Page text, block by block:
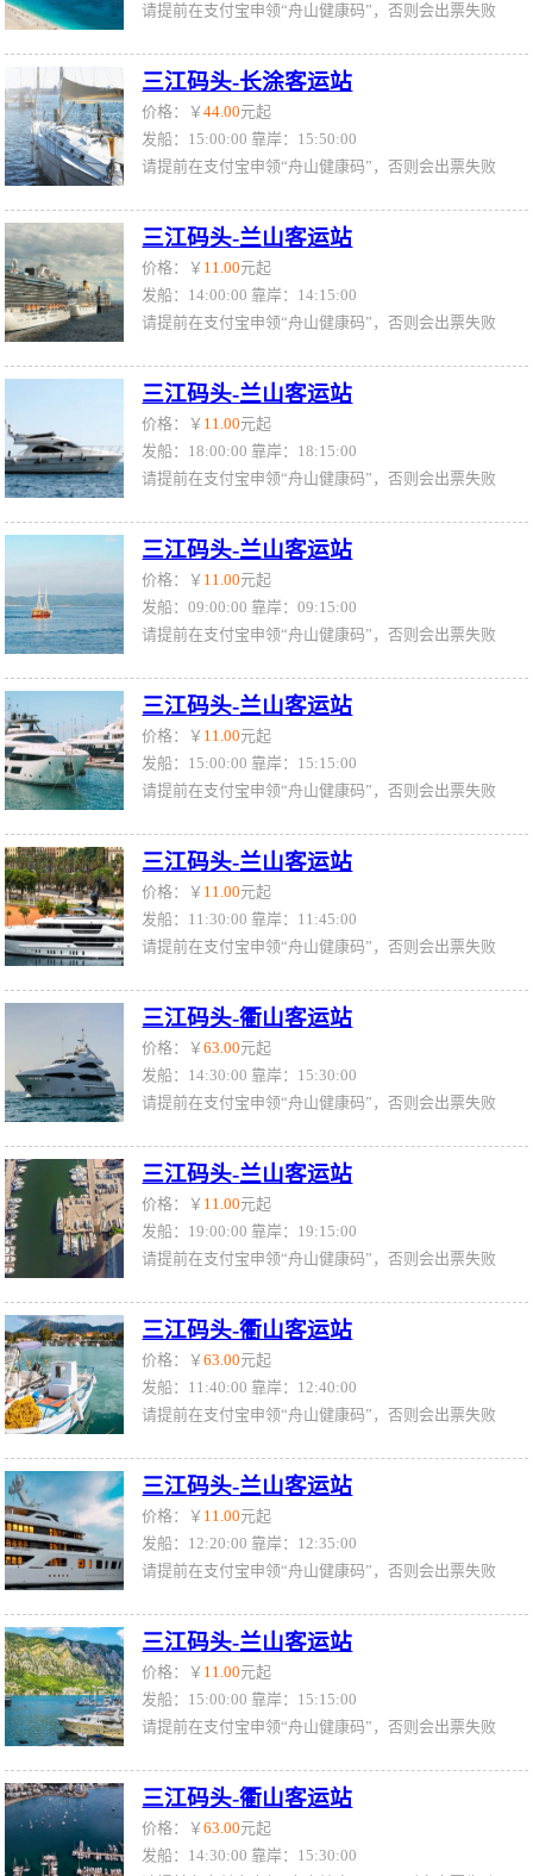
请提前在支付宝申领“舟山健康码”，否则会出票失败
三江码头-长涂客运站
价格：￥44.00元起
发船：15:00:00 靠岸：15:50:00
请提前在支付宝申领“舟山健康码”，否则会出票失败
三江码头-兰山客运站
价格：￥ 11.00元起
发船：14:00:00 靠岸：14:15:00
请提前在支付宝申领“舟山健康码”，否则会出票失败
三江码头-兰山客运站
价格：￥ 11.00元起
发船：18:00:00 靠岸：18:15:00
请提前在支付宝申领“舟山健康码”，否则会出票失败
三江码头-兰山客运站
价格：￥ 11.00元起
发船：09:00:00 靠岸：09:15:00
请提前在支付宝申领“舟山健康码”，否则会出票失败
三江码头-兰山客运站
价格：￥ 11.00元起
发船：15:00:00 靠岸：15:15:00
请提前在支付宝申领“舟山健康码”，否则会出票失败
三江码头-兰山客运站
价格：￥ 11.00元起
发船：11:30:00 靠岸：11:45:00
请提前在支付宝申领“舟山健康码”，否则会出票失败
三江码头-衢山客运站
价格：￥63.00元起
发船：14:30:00 靠岸：15:30:00
请提前在支付宝申领“舟山健康码”，否则会出票失败
三江码头-兰山客运站
价格：￥ 11.00元起
发船：19:00:00 靠岸：19:15:00
请提前在支付宝申领“舟山健康码”，否则会出票失败
三江码头-衢山客运站
价格：￥63.00元起
发船：11:40:00 靠岸：12:40:00
请提前在支付宝申领“舟山健康码”，否则会出票失败
三江码头-兰山客运站
价格：￥ 11.00元起
发船：12:20:00 靠岸：12:35:00
请提前在支付宝申领“舟山健康码”，否则会出票失败
三江码头-兰山客运站
价格：￥ 11.00元起
发船：15:00:00 靠岸：15:15:00
请提前在支付宝申领“舟山健康码”，否则会出票失败
三江码头-衢山客运站
价格：￥63.00元起
发船：14:30:00 靠岸：15:30:00